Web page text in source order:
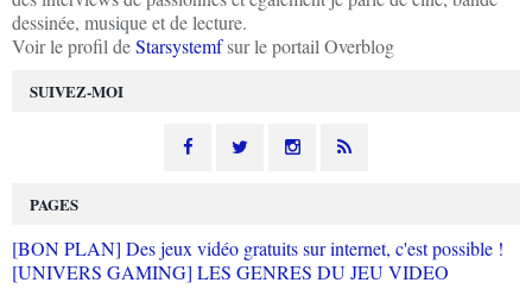
SUIVEZ-MOI
dessinée, musique et de lecture.
Voir le profil deStarsystemfsur le portail Overblog
PAGES
[BON PLAN] Des jeux vidéo gratuits sur internet, c'est possible !
[UNIVERS GAMING] LES GENRES DU JEU VIDEO